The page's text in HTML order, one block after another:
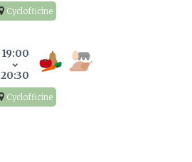
Cyclofficine
19:00
20:30
Cyclofficine